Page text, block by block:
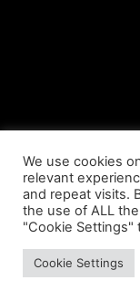
We use cookies
relevant
and repeat visits.
the use of ALL
"Cookie Settings"
Cookie Settings